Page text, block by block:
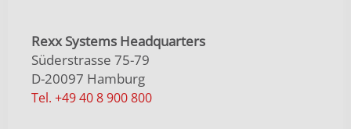
Rexx Systems Headquarters
Süderstrasse 75-79
D-20097 Hamburg
Tel. +49 40 8 900 800